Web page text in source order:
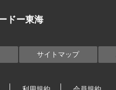
ドー東海
サイトマップ